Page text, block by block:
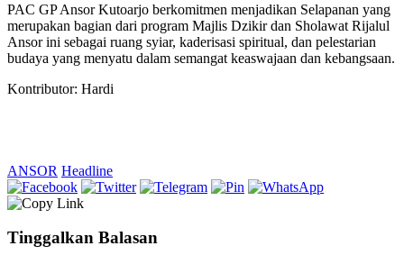
PAC GP Ansor Kutoarjo berkomitmen menjadikan Selapanan yang
merupakan bagian dari program Majlis Dzikir dan Sholawat Rijalul
Ansor ini sebagai ruang syiar, kaderisasi spiritual, dan pelestarian
budaya yang menyatu dalam semangat keaswajaan dan kebangsaan.
Kontributor: Hardi
ANSOR Headline
Tinggalkan Balasan